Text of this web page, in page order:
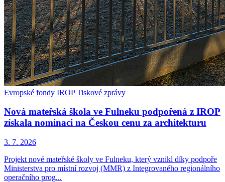
Evropské fondy IROP Tiskové zprávy
Nová mateřská škola ve Fulneku podpořená z IROP
získala nominaci na Českou cenu za architekturu
3. 7. 2026
Projekt nové mateřské školy ve Fulneku, který vznikl díky podpoře
Ministerstva pro místní rozvoj (MMR) z Integrovaného regionálního
operačního prog...